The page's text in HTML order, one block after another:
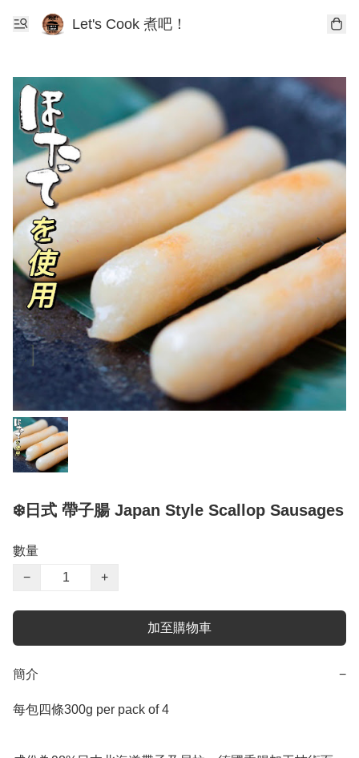
Let's Cook 煮吧！
❄️日式 帶子腸 Japan Style Scallop Sausages
數量
−
+
加至購物車
簡介 −
每包四條300g per pack of 4